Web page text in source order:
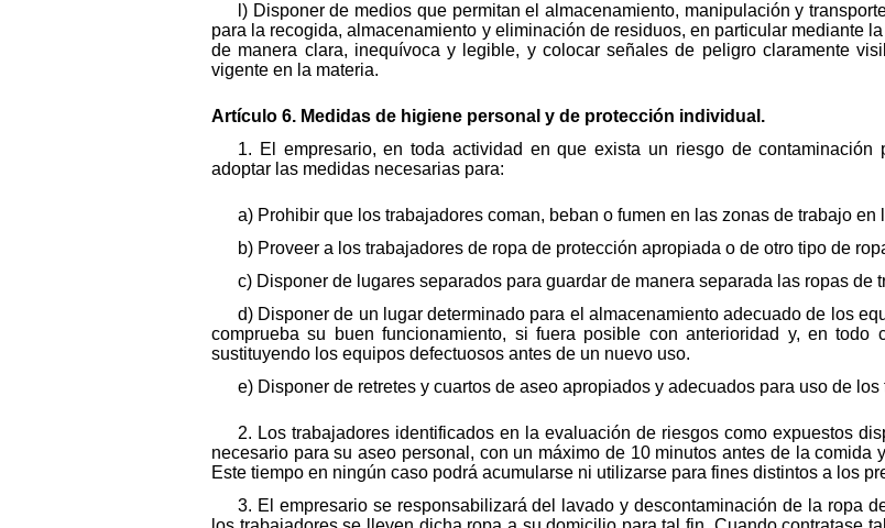
l) Disponer de medios que permitan el almacenamiento, manipulación y
para la recogida, almacenamiento y eliminación de residuos, en particular mediante
de manera clara, inequívoca y legible, y colocar señales de peligro claramente
vigente en la materia.
Artículo 6. Medidas de higiene personal y de protección individual.
1. El empresario, en toda actividad en que exista un riesgo de contaminación
adoptar las medidas necesarias para:
a) Prohibir que los trabajadores coman, beban o fumen en las zonas de trabajo en
b) Proveer a los trabajadores de ropa de protección apropiada o de otro tipo de
c) Disponer de lugares separados para guardar de manera separada las ropas de
d) Disponer de un lugar determinado para el almacenamiento adecuado de los
comprueba su buen funcionamiento, si fuera posible con anterioridad y, en todo
sustituyendo los equipos defectuosos antes de un nuevo uso.
e) Disponer de retretes y cuartos de aseo apropiados y adecuados para uso de los
2. Los trabajadores identificados en la evaluación de riesgos como expuestos
necesario para su aseo personal, con un máximo de 10 minutos antes de la comida
Este tiempo en ningún caso podrá acumularse ni utilizarse para fines distintos a los
3. El empresario se responsabilizará del lavado y descontaminación de la ropa